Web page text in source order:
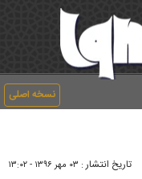
نسخه اصلی
تاریخ انتشار : ۰۳ مهر ۱۳۹۶ - ۱۳:۰۲